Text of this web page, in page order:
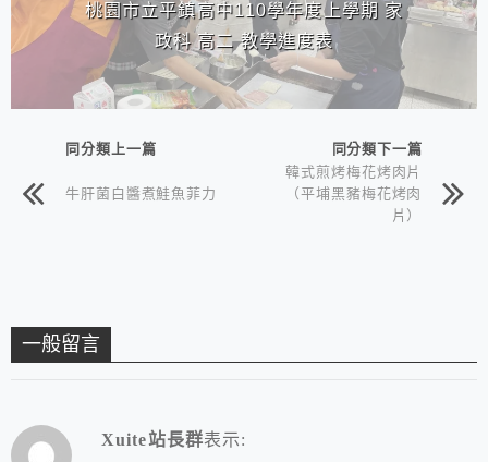
桃園市立平鎮高中110學年度上學期 家
政科 高二 教學進度表
同分類上一篇
牛肝菌白醬煮鮭魚菲力
同分類下一篇
韓式煎烤梅花烤肉片
（平埔黑豬梅花烤肉
片）
一般留言
Xuite站長群表示: